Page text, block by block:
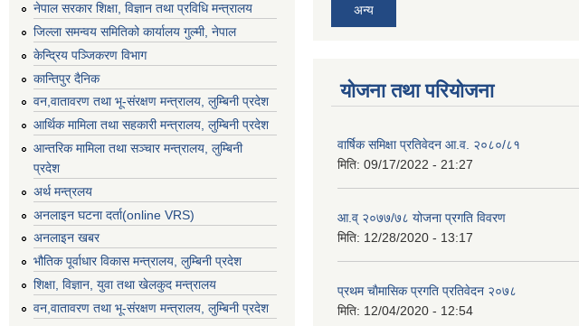
नेपाल सरकार शिक्षा, विज्ञान तथा प्रविधि मन्त्रालय
जिल्ला समन्वय समितिको कार्यालय गुल्मी, नेपाल
केन्द्रिय पञ्जिकरण विभाग
कान्तिपुर दैनिक
वन,वातावरण तथा भू-संरक्षण मन्त्रालय, लुम्बिनी प्रदेश
आर्थिक मामिला तथा सहकारी मन्त्रालय, लुम्बिनी प्रदेश
आन्तरिक मामिला तथा सञ्चार मन्त्रालय, लुम्बिनी
प्रदेश
अर्थ मन्त्रलय
अनलाइन घटना दर्ता(online VRS)
अनलाइन खबर
भौतिक पूर्वाधार विकास मन्त्रालय, लुम्बिनी प्रदेश
शिक्षा, विज्ञान, युवा तथा खेलकुद मन्‍‍त्रालय
वन,वातावरण तथा भू-संरक्षण मन्त्रालय, लुम्बिनी प्रदेश
अन्य
योजना तथा परियोजना
वार्षिक समिक्षा प्रतिवेदन आ.व. २०८०/८१
मिति: 09/17/2022 - 21:27
आ.व् २०७७/७८ योजना प्रगति विवरण
मिति: 12/28/2020 - 13:17
प्रथम चाैमासिक प्रगति प्रतिवेदन २०७८
मिति: 12/04/2020 - 12:54